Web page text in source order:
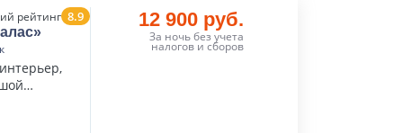
рейтинг 8.9 12 900 руб.
За ночь без учета
налогов и сборов